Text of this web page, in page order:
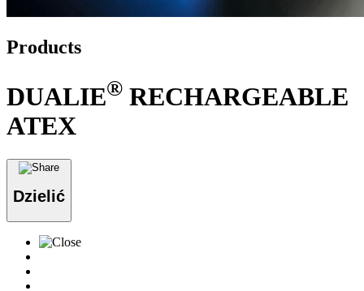
Products
DUALIE® RECHARGEABLE
ATEX
Dzielić